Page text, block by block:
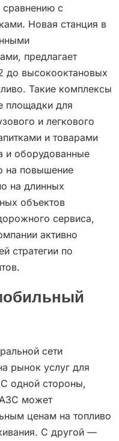
сравнению с
Новая станция в
предлагает
до высокооктановых
Такие комплексы
площадки для
и легкового
и товарами
и оборудованные
на повышение
на длинных
объектов
сервиса,
активно
стратегии по
сети
рынок услуг для
одной стороны,
АЗС может
ценам на топливо
С другой —